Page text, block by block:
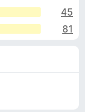
45
81